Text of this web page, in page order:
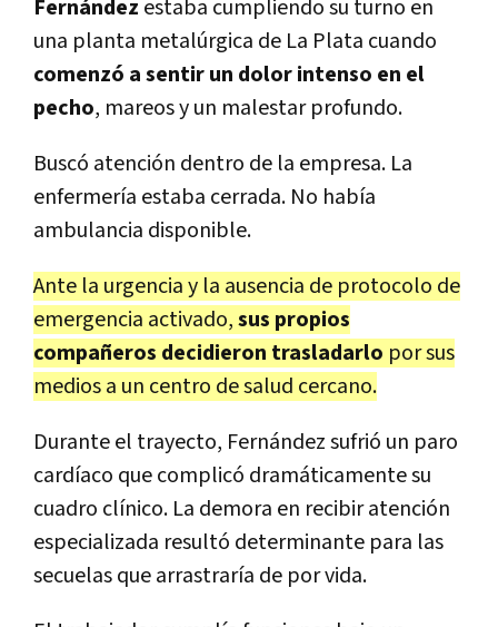
Fernández estaba cumpliendo su turno en
una planta metalúrgica de La Plata cuando
comenzó a sentir un dolor intenso en el
pecho, mareos y un malestar profundo.
Buscó atención dentro de la empresa. La
enfermería estaba cerrada. No había
ambulancia disponible.
Ante la urgencia y la ausencia de protocolo de
emergencia activado,sus propios
compañeros decidieron trasladarlo por sus
medios a un centro de salud cercano.
Durante el trayecto, Fernández sufrió un paro
cardíaco que complicó dramáticamente su
cuadro clínico. La demora en recibir atención
especializada resultó determinante para las
secuelas que arrastraría de por vida.